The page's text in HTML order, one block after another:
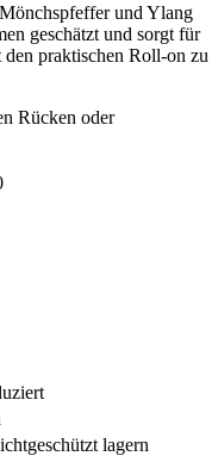
und Ylang
geschätzt und sorgt für
praktischen Roll-on zu
Rücken oder
lagern